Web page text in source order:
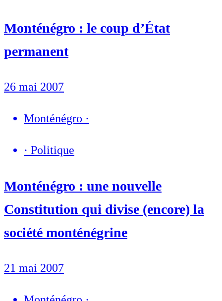
Monténégro : le coup d’État
permanent
26 mai 2007
Monténégro ·
· Politique
Monténégro : une nouvelle
Constitution qui divise (encore) la
société monténégrine
21 mai 2007